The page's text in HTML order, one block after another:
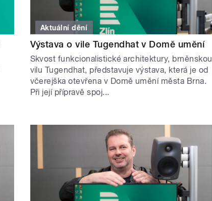
Aktuální dění
Výstava o vile Tugendhat v Domě umění
Skvost funkcionalistické architektury, brněnskou
vilu Tugendhat, představuje výstava, která je od
včerejška otevřena v Domě umění města Brna.
Při její přípravě spoj...